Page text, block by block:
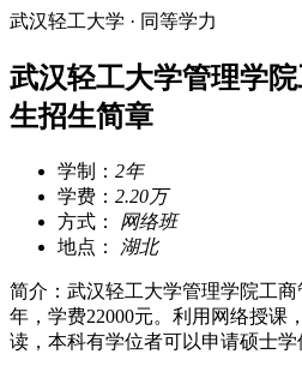
武汉轻工大学 · 同等学力
武汉轻工大学管理学
生招生简章
学制： 2年
学费： 2.20万
方式：
网络班
地点：
湖北
简介：武汉轻工大学管理学院工
年，学费22000元。利用网络授课
读，本科有学位者可以申请硕士学